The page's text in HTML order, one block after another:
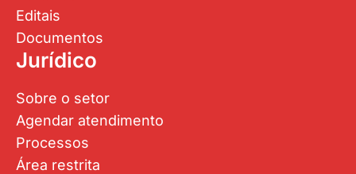
Editais
Documentos
Jurídico
Sobre o setor
Agendar atendimento
Processos
Área restrita